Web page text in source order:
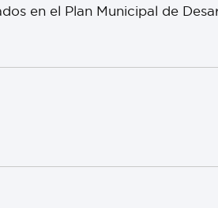
en el Plan Municipal de